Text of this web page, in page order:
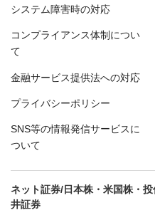
システム障害時の対応
コンプライアンス体制につい
て
金融サービス提供法への対応
プライバシーポリシー
SNS等の情報発信サービスに
ついて
ネット証券/日本株・米国株・
井証券